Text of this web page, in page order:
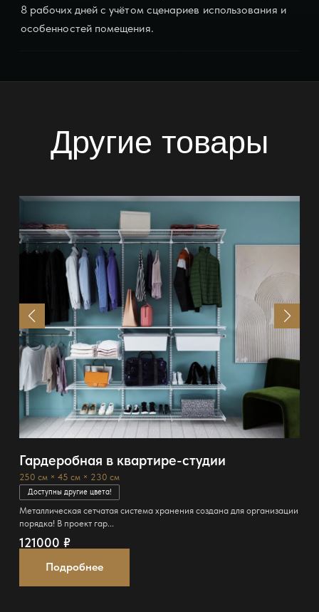
8 рабочих дней с учётом сценариев использования и
особенностей помещения.
Другие товары
Гардеробная в квартире-студии
250 см × 45 см × 230 см
Доступны другие цвета!
Металлическая сетчатая система хранения создана для организации
порядка! В проект гар...
121000 ₽
Подробнее